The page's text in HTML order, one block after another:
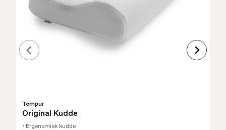
Tempur
Original Kudde
• Ergonomisk kudde